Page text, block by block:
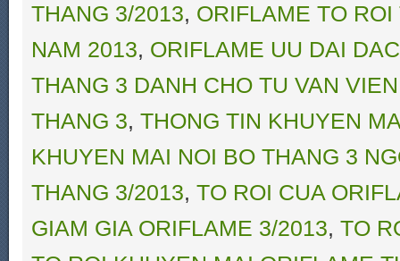
THANG 3/2013, ORIFLAME TO ROI
NAM 2013, ORIFLAME UU DAI
THANG 3 DANH CHO TU VAN
THANG 3, THONG TIN KHUYEN
KHUYEN MAI NOI BO THANG 3
THANG 3/2013, TO ROI CUA
GIAM GIA ORIFLAME 3/2013, TO